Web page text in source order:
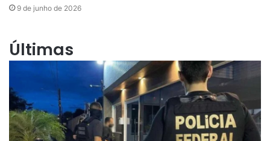
9 de junho de 2026
Últimas